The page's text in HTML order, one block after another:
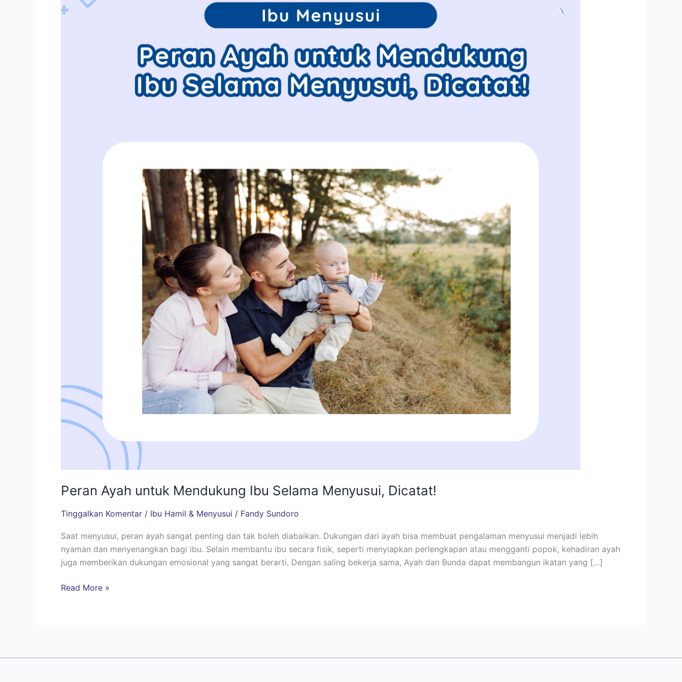
Peran Ayah untuk Mendukung Ibu Selama Menyusui, Dicatat!
Tinggalkan Komentar / Ibu Hamil & Menyusui / Fandy Sundoro
Saat menyusui, peran ayah sangat penting dan tak boleh diabaikan. Dukungan dari ayah bisa membuat pengalaman menyusui menjadi lebih
nyaman dan menyenangkan bagi ibu. Selain membantu ibu secara fisik, seperti menyiapkan perlengkapan atau mengganti popok, kehadiran ayah
juga memberikan dukungan emosional yang sangat berarti. Dengan saling bekerja sama, Ayah dan Bunda dapat membangun ikatan yang […]
Ibu
Read More »